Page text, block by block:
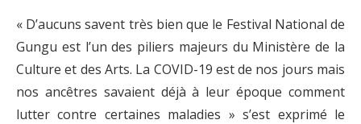
« D’aucuns savent très bien que le Festival National de
Gungu est l’un des piliers majeurs du Ministère de la
Culture et des Arts. La COVID-19 est de nos jours mais
nos ancêtres savaient déjà à leur époque comment
lutter contre certaines maladies » s’est exprimé le